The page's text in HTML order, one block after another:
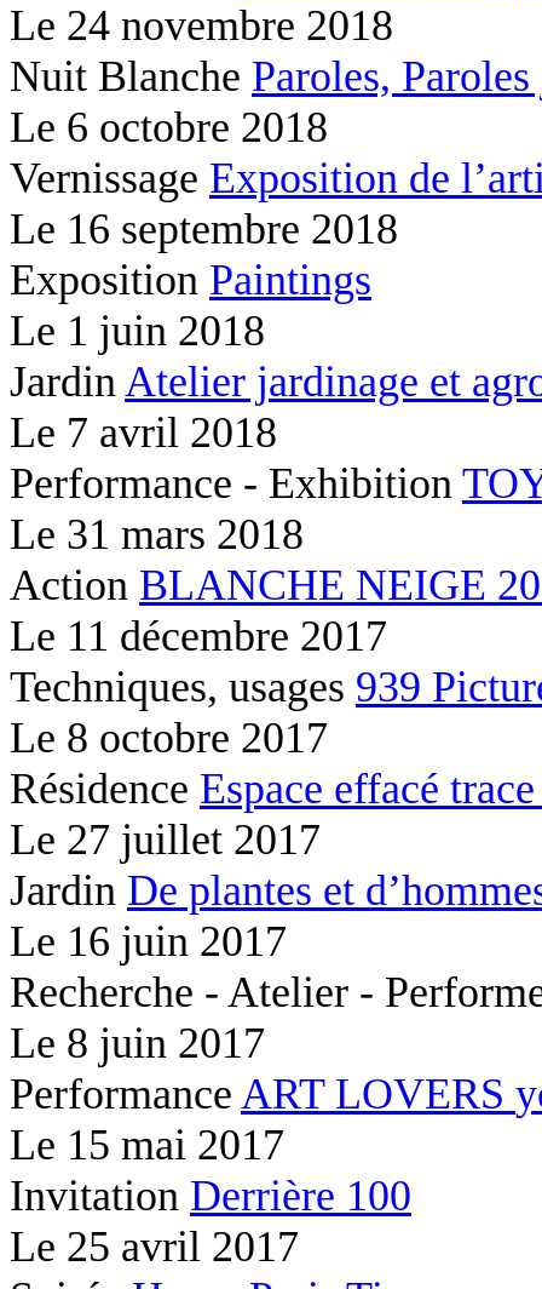
Le 24 novembre 2018
Nuit Blanche Paroles,
Le 6 octobre 2018
Vernissage Exposition de
Le 16 septembre 2018
Exposition Paintings
Le 1 juin 2018
JardinAtelier jardinage et
Le 7 avril 2018
Performance - Exhibition
Le 31 mars 2018
Action BLANCHE NEIGE
Le 11 décembre 2017
Techniques, usages 939
Le 8 octobre 2017
Résidence Espace effacé
Le 27 juillet 2017
Jardin De plantes et
Le 16 juin 2017
Recherche - Atelier -
Le 8 juin 2017
Performance ART LOVERS
Le 15 mai 2017
Invitation Derrière 100
Le 25 avril 2017